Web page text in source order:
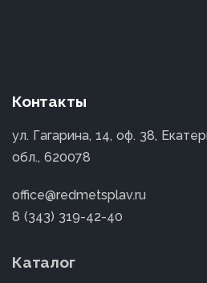
Контакты
ул. Гагарина, 14, оф. 38,
обл., 620078
office@redmetsplav.ru
8 (343) 319-42-40
Каталог